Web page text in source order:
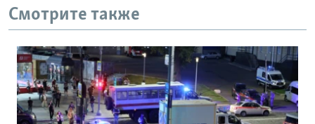
Смотрите также